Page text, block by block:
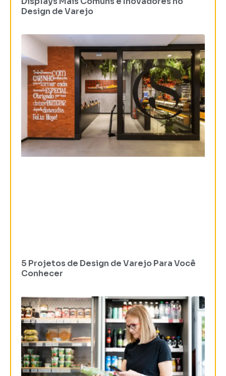
Design de Varejo
5 Projetos de Design de Varejo Para Você
Conhecer